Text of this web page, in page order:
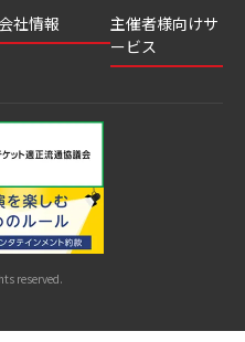
会社情報
主催者様向けサ
ービス
reserved.